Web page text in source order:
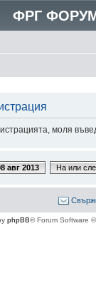
ФРГ
моля
авг 2013 На или
phpBB® Forum Software